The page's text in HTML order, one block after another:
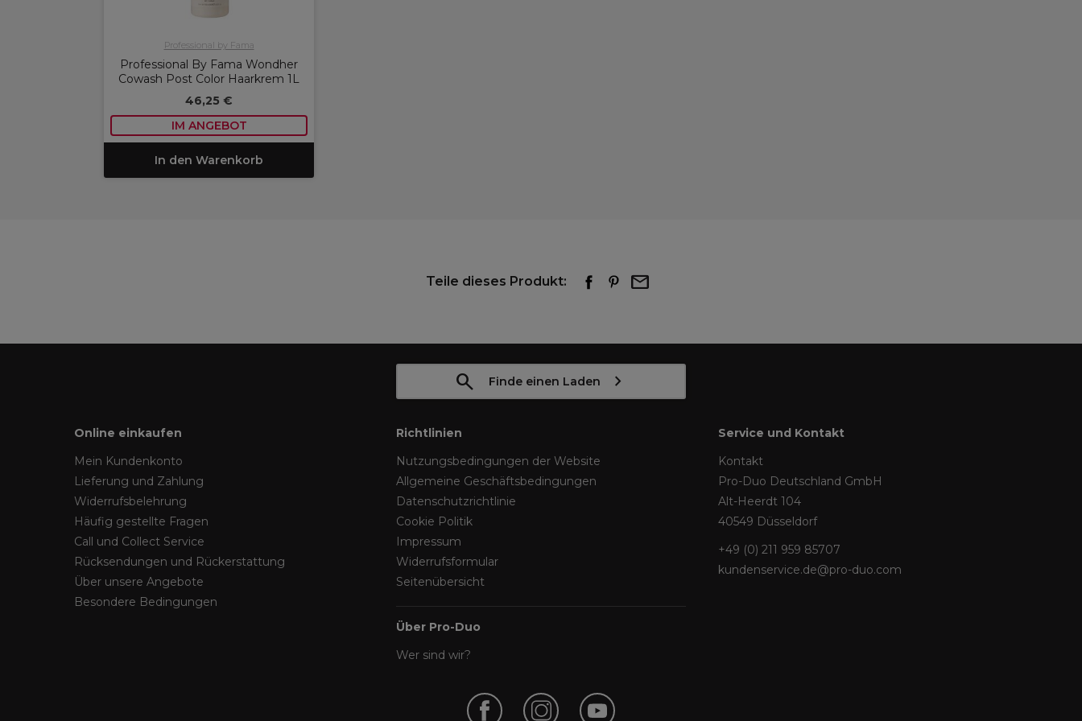
Professional by Fama
Professional By Fama Wondher
Cowash Post Color Haarkrem 1L
46,25 €
IM ANGEBOT
In den Warenkorb
Teile dieses Produkt:
Finde einen Laden
Online einkaufen
Mein Kundenkonto
Lieferung und Zahlung
Widerrufsbelehrung
Häufig gestellte Fragen
Call und Collect Service
Rücksendungen und Rückerstattung
Über unsere Angebote
Besondere Bedingungen
Richtlinien
Nutzungsbedingungen der Website
Allgemeine Geschäftsbedingungen
Datenschutzrichtlinie
Cookie Politik
Impressum
Widerrufsformular
Seitenübersicht
Über Pro-Duo
Wer sind wir?
Service und Kontakt
Kontakt
Pro-Duo Deutschland GmbH
Alt-Heerdt 104
40549 Düsseldorf
+49 (0) 211 959 85707
kundenservice.de@pro-duo.com